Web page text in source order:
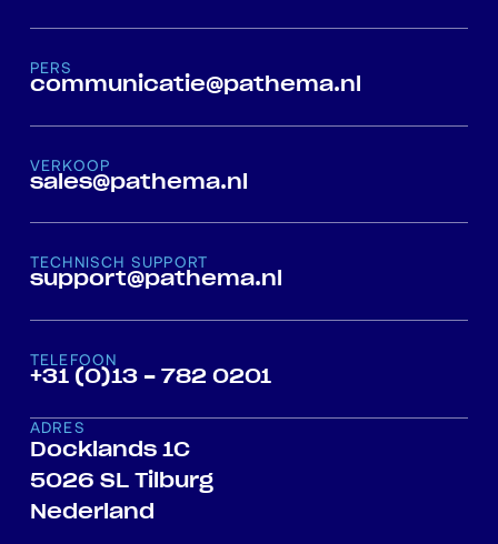
PERS
communicatie@pathema.nl
VERKOOP
sales@pathema.nl
TECHNISCH SUPPORT
support@pathema.nl
TELEFOON
+31 (0)13 - 782 0201
ADRES
Docklands 1C
5026 SL Tilburg
Nederland